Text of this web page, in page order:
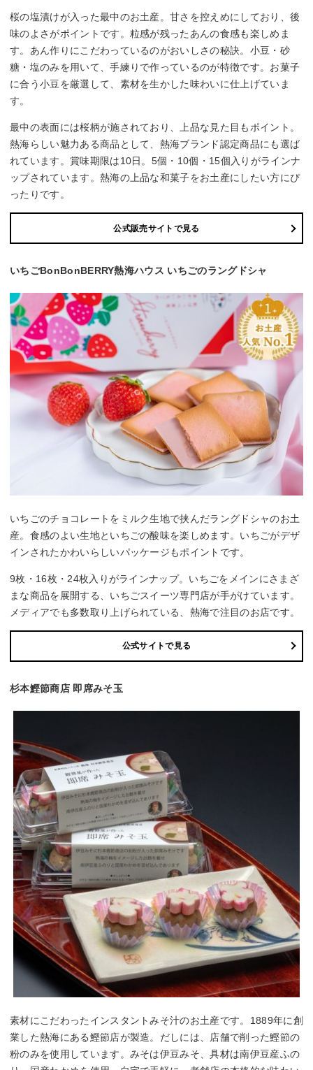
桜の塩漬けが入った最中のお土産。甘さを控えめにしており、後
味のよさがポイントです。粒感が残ったあんの食感も楽しめま
す。あん作りにこだわっているのがおいしさの秘訣。小豆・砂
糖・塩のみを用いて、手練りで作っているのが特徴です。お菓子
に合う小豆を厳選して、素材を生かした味わいに仕上げていま
す。
最中の表面には桜柄が施されており、上品な見た目もポイント。
熱海らしい魅力ある商品として、熱海ブランド認定商品にも選ば
れています。賞味期限は10日。5個・10個・15個入りがラインナ
ップされています。熱海の上品な和菓子をお土産にしたい方にぴ
ったりです。
公式販売サイトで見る
いちごBonBonBERRY熱海ハウス いちごのラングドシャ
いちごのチョコレートをミルク生地で挟んだラングドシャのお土
産。食感のよい生地といちごの酸味を楽しめます。いちごがデザ
インされたかわいらしいパッケージもポイントです。
9枚・16枚・24枚入りがラインナップ。いちごをメインにさまざ
まな商品を展開する、いちごスイーツ専門店が手がけています。
メディアでも多数取り上げられている、熱海で注目のお店です。
公式サイトで見る
杉本鰹節商店 即席みそ玉
素材にこだわったインスタントみそ汁のお土産です。1889年に創
業した熱海にある鰹節店が製造。だしには、店舗で削った鰹節の
粉のみを使用しています。みそは伊豆みそ、具材は南伊豆産ふの